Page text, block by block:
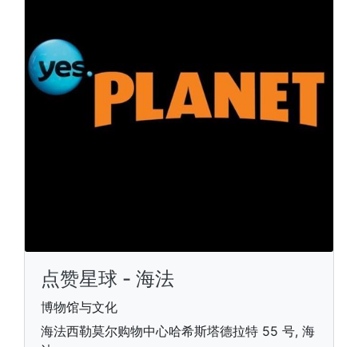
点赞星球 - 海法
博物馆与文化
海法西勒莫尔购物中心哈希斯塔德拉特 55 号, 海